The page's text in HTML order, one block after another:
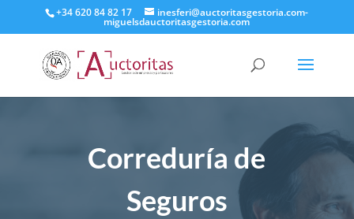
+34 620 84 82 17 inesferi@auctoritasgestoria.com-
miguelsdauctoritasgestoria.com
Correduría de
Seguros